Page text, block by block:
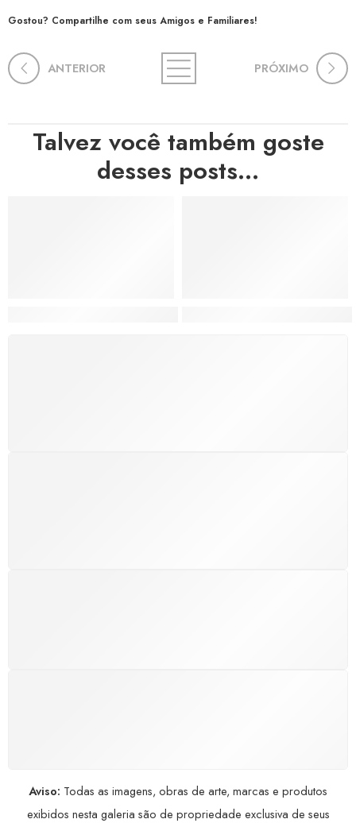
Gostou? Compartilhe com seus Amigos e Familiares!
ANTERIOR PRÓXIMO
Talvez você também goste
desses posts...
Aviso: Todas as imagens, obras de arte, marcas e produtos
exibidos nesta galeria são de propriedade exclusiva de seus